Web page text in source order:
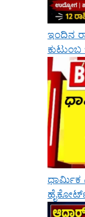
ಇಂದಿನ
ಧಾರ್ಮಿಕ